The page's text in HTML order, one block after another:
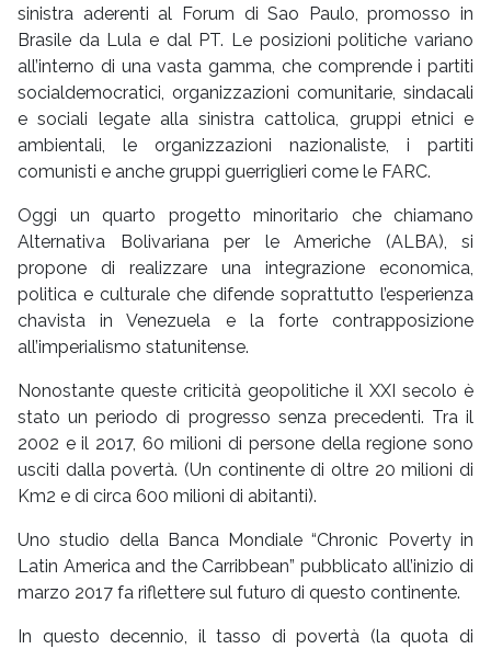
sinistra aderenti al Forum di Sao Paulo, promosso in
Brasile da Lula e dal PT. Le posizioni politiche variano
all’interno di una vasta gamma, che comprende i partiti
socialdemocratici, organizzazioni comunitarie, sindacali
e sociali legate alla sinistra cattolica, gruppi etnici e
ambientali, le organizzazioni nazionaliste, i partiti
comunisti e anche gruppi guerriglieri come le FARC.
Oggi un quarto progetto minoritario che chiamano
Alternativa Bolivariana per le Americhe (ALBA), si
propone di realizzare una integrazione economica,
politica e culturale che difende soprattutto l’esperienza
chavista in Venezuela e la forte contrapposizione
all’imperialismo statunitense.
Nonostante queste criticità geopolitiche il XXI secolo è
stato un periodo di progresso senza precedenti. Tra il
2002 e il 2017, 60 milioni di persone della regione sono
usciti dalla povertà. (Un continente di oltre 20 milioni di
Km2 e di circa 600 milioni di abitanti).
Uno studio della Banca Mondiale “Chronic Poverty in
Latin America and the Carribbean” pubblicato all’inizio di
marzo 2017 fa riflettere sul futuro di questo continente.
In questo decennio, il tasso di povertà (la quota di